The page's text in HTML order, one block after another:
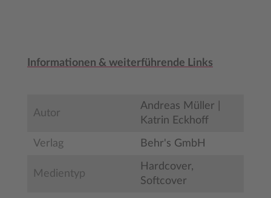
Informationen & weiterführende Links
Autor
Andreas Müller |
Katrin Eckhoff
Verlag Behr's GmbH
Medientyp
Hardcover,
Softcover